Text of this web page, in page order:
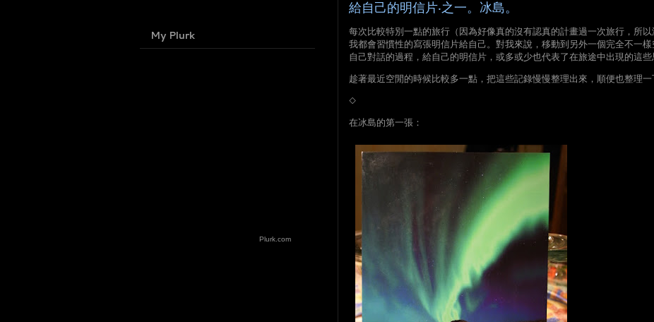
給自己的明信片‧之一。冰島。
每次比較特別一點的旅行（因為好像真的沒有認真的計畫過一次旅行，所
我都會習慣性的寫張明信片給自己。對我來說，移動到另外一個完全不一
自己對話的過程，給自己的明信片，或多或少也代表了在旅途中出現的這些
趁著最近空閒的時候比較多一點，把這些記錄慢慢整理出來，順便也整理一
◇
在冰島的第一張：
My Plurk
Plurk.com